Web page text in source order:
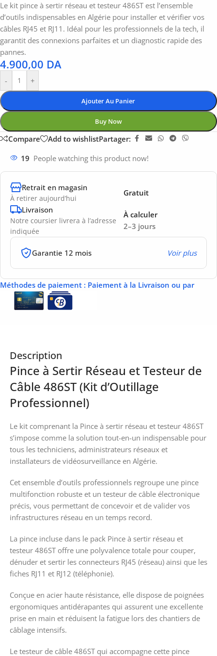
Le kit pince à sertir réseau et testeur 486ST est l’ensemble
d’outils indispensables en Algérie pour installer et vérifier vos
câbles RJ45 et RJ11. Idéal pour les professionnels de la tech, il
garantit des connexions parfaites et un diagnostic rapide des
pannes.
4.900,00 DA
- +
Ajouter Au Panier
Buy Now
Compare Add to wishlistPartager:
19 People watching this product now!
Retrait en magasin
À retirer aujourd’hui
Gratuit
Livraison
Notre coursier livrera à l’adresse
indiquée
2–3 jours
À calculer
Garantie 12 mois Voir plus
Méthodes de paiement : Paiement à la Livraison ou par
Description
Pince à Sertir Réseau et Testeur de
Câble 486ST (Kit d’Outillage
Professionnel)
Le kit comprenant la Pince à sertir réseau et testeur 486ST
s’impose comme la solution tout-en-un indispensable pour
tous les techniciens, administrateurs réseaux et
installateurs de vidéosurveillance en Algérie.
Cet ensemble d’outils professionnels regroupe une pince
multifonction robuste et un testeur de câble électronique
précis, vous permettant de concevoir et de valider vos
infrastructures réseau en un temps record.
La pince incluse dans le pack Pince à sertir réseau et
testeur 486ST offre une polyvalence totale pour couper,
dénuder et sertir les connecteurs RJ45 (réseau) ainsi que les
fiches RJ11 et RJ12 (téléphonie).
Conçue en acier haute résistance, elle dispose de poignées
ergonomiques antidérapantes qui assurent une excellente
prise en main et réduisent la fatigue lors des chantiers de
câblage intensifs.
Le testeur de câble 486ST qui accompagne cette pince